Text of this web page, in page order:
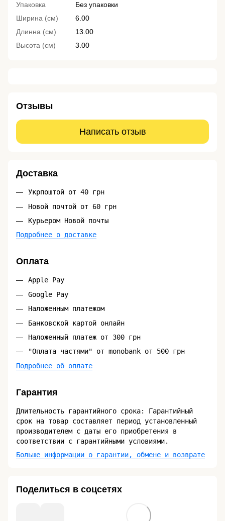
Упаковка
Без упаковки
Ширина (см)
6.00
Длинна (см)
13.00
Высота (см)
3.00
Отзывы
Написать отзыв
Доставка
Укрпоштой от 40 грн
Новой почтой от 60 грн
Курьером Новой почты
Подробнее о доставке
Оплата
Apple Pay
Google Pay
Наложенным платежом
Банковской картой онлайн
Наложенный платеж от 300 грн
"Оплата частями" от monobank от 500 грн
Подробнее об оплате
Гарантия
Длительность гарантийного срока: Гарантийный
срок на товар составляет период установленный
производителем с даты его приобретения в
соответствии с гарантийными условиями.
Больше информации о гарантии, обмене и возврате
Поделиться в соцсетях